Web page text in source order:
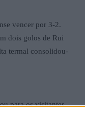
vencer por 3-2.
dois golos de Rui
termal consolidou-
para os visitantes,